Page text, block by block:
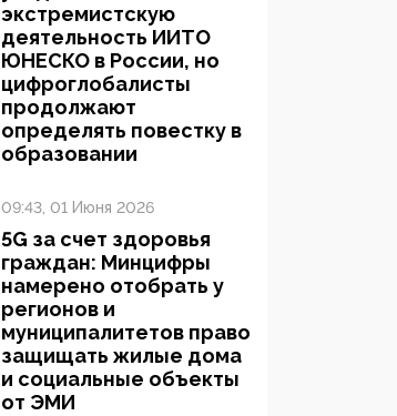
экстремистскую
деятельность ИИТО
ЮНЕСКО в России, но
цифроглобалисты
продолжают
определять повестку в
образовании
09:43, 01 Июня 2026
5G за счет здоровья
граждан: Минцифры
намерено отобрать у
регионов и
муниципалитетов право
защищать жилые дома
и социальные объекты
от ЭМИ